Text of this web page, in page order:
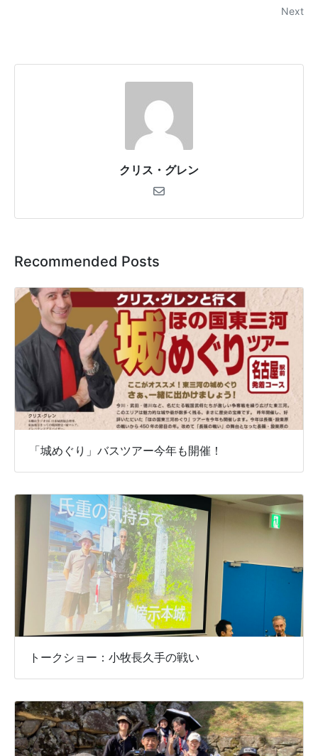
Next
クリス・グレン
Recommended Posts
「城めぐり」バスツアー今年も開催！
トークショー：小牧長久手の戦い